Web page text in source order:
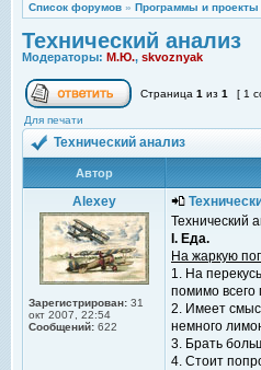
Список форумов » Программы и проекты
Технический анализ
Модераторы: М.Ю., skvoznyak
Страница 1 из 1 [ 1
Для печати
Технический анализ
Автор
Alexey
Зарегистрирован: 31
окт 2007, 22:54
Сообщений: 622
Технический
I. Еда.
На жаркую
1. На
помимо всего
2. Имеет
немного
3. Брать
4. Стоит